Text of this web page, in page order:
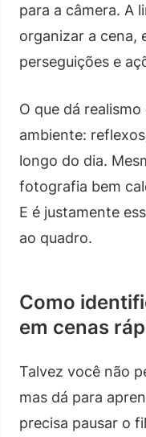
para a câmera. A
organizar a cena,
perseguições e
O que dá
ambiente:
longo do dia.
fotografia bem
E é justamente
ao quadro.
Como
em cenas
Talvez você não
mas dá para
precisa pausar o